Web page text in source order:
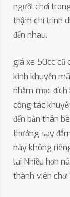
người chơi
thậm chí trình
đến nhau.
giá xe 50cc cũ
kỉnh khuyễn
nhằm mục đích
công tác
đến bản thân
thưởng say
này không
lai Nhiều hơn
thành viên